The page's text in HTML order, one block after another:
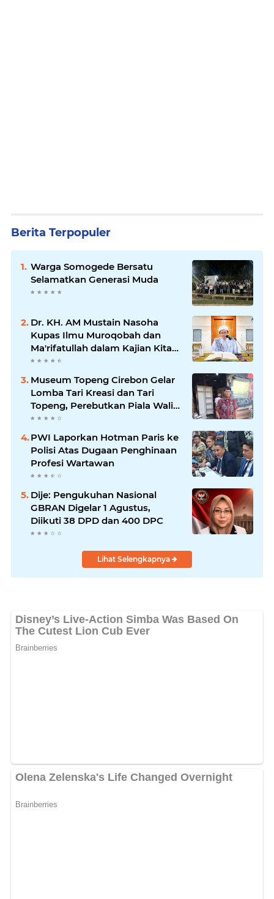
Berita Terpopuler
Warga Somogede Bersatu
Selamatkan Generasi Muda
Dr. KH. AM Mustain Nasoha
Kupas Ilmu Muroqobah dan
Ma'rifatullah dalam Kajian Kitab
Ihya' Ulumuddin
Museum Topeng Cirebon Gelar
Lomba Tari Kreasi dan Tari
Topeng, Perebutkan Piala Wali
Kota
PWI Laporkan Hotman Paris ke
Polisi Atas Dugaan Penghinaan
Profesi Wartawan
Dije: Pengukuhan Nasional
GBRAN Digelar 1 Agustus,
Diikuti 38 DPD dan 400 DPC
Lihat Selengkapnya